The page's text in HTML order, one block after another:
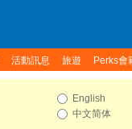
活動訊息 旅遊 Perks會
English
中文简体